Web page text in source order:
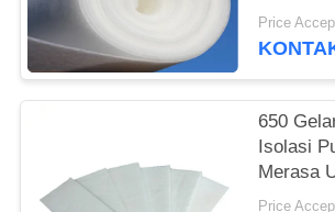
Selimut
650
Isolasi
Merasa
Api